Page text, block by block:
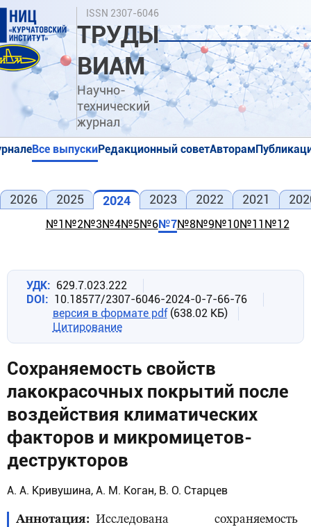
Перейти
основному
содержанию
ISSN 2307-6046
ТРУДЫ
ВИАМ
Научно-
технический
журнал
Поиск
Все выпускиРедакционный советАвторам
2026 2025 2024
№1 №2№3№4№5№6№7№8№9№10№11 №12
2023 2022 2021
УДК
629.7.023.222
DOI
10.18577/2307-6046-2024-0-7-66-76
версия в формате pdf (638.02 КБ)
Цитирование
Сохраняемость свойств
лакокрасочных покрытий после
воздействия климатических
факторов и микромицетов-
деструкторов
А. А. Кривушина, А. М. Коган, В. О. Старцев
Аннотация
Исследована сохраняемость